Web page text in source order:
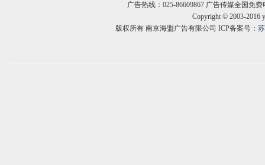
广告热线：025-86609867 广告传媒全国免费
Copyright © 2003-2016
版权所有 南京海盟广告有限公司 ICP备案号：